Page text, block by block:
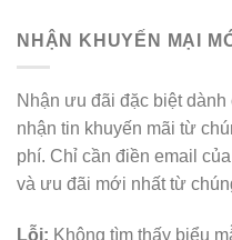
NHẬN KHUYẾN MẠI
Nhận ưu đãi đặc biệt
nhận tin khuyến mãi từ
phí. Chỉ cần điền email
và ưu đãi mới nhất từ
Lỗi: Không tìm thấy biểu